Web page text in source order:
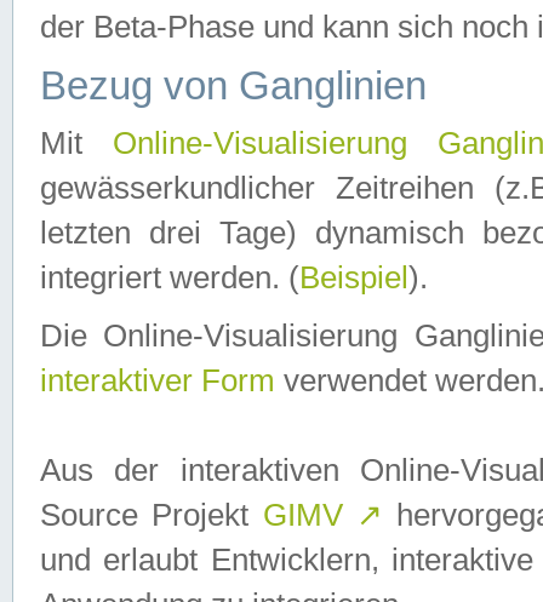
der Beta-Phase und kann sich noch
Bezug von Ganglinien
Mit Online-Visualisierung
gewässerkundlicher Zeitreihen
letzten drei Tage) dynamisch
integriert werden. (Beispiel ).
Die Online-Visualisierung
interaktiver Form verwendet
Aus der interaktiven Online-
Source Projekt GIMV ↗
und erlaubt Entwicklern,